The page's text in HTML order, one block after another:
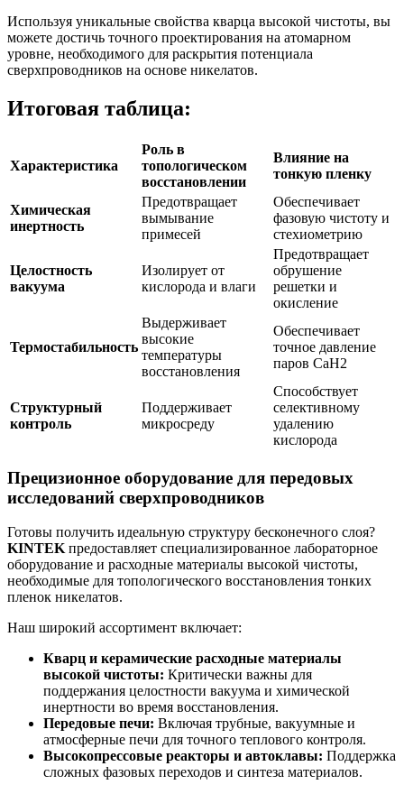
Используя уникальные свойства кварца высокой чистоты, вы
можете достичь точного проектирования на атомарном
уровне, необходимого для раскрытия потенциала
сверхпроводников на основе никелатов.
Итоговая таблица:
Характеристика
Роль в
топологическом
восстановлении
Влияние на
тонкую пленку
Химическая
инертность
Предотвращает
вымывание
примесей
Обеспечивает
фазовую чистоту и
стехиометрию
Целостность
вакуума
Изолирует от
кислорода и влаги
Предотвращает
обрушение
решетки и
окисление
Термостабильность
Выдерживает
высокие
температуры
восстановления
Обеспечивает
точное давление
паров CaH2
Структурный
контроль
Поддерживает
микросреду
Способствует
селективному
удалению
кислорода
Прецизионное оборудование для передовых
исследований сверхпроводников
Готовы получить идеальную структуру бесконечного слоя?
KINTEK предоставляет специализированное лабораторное
оборудование и расходные материалы высокой чистоты,
необходимые для топологического восстановления тонких
пленок никелатов.
Наш широкий ассортимент включает:
Кварц и керамические расходные материалы
высокой чистоты: Критически важны для
поддержания целостности вакуума и химической
инертности во время восстановления.
Передовые печи: Включая трубные, вакуумные и
атмосферные печи для точного теплового контроля.
Высокопрессовые реакторы и автоклавы: Поддержка
сложных фазовых переходов и синтеза материалов.